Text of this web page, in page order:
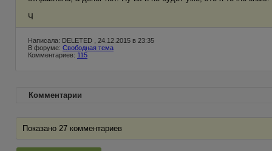
Ч
Написала: DELETED , 24.12.2015 в 23:35
В форуме: Свободная тема
Комментариев: 115
Комментарии
Показано 27 комментариев